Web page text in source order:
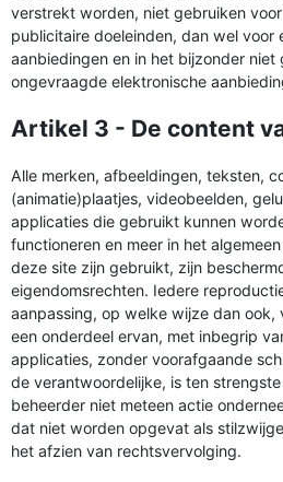
verstrekt worden, niet gebruiken
publicitaire doeleinden, dan wel voor
aanbiedingen en in het bijzonder niet
ongevraagde elektronische
Artikel 3 - De content
Alle merken, afbeeldingen, teksten,
(animatie)plaatjes, videobeelden,
applicaties die gebruikt kunnen
functioneren en meer in het
deze site zijn gebruikt, zijn
eigendomsrechten. Iedere
aanpassing, op welke wijze dan ook,
een onderdeel ervan, met inbegrip
applicaties, zonder voorafgaande
de verantwoordelijke, is ten
beheerder niet meteen actie
dat niet worden opgevat als
het afzien van rechtsvervolging.